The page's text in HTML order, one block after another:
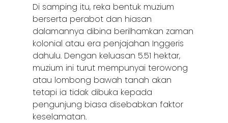
Di samping itu, reka bentuk muzium
berserta perabot dan hiasan
dalamannya dibina berilhamkan zaman
kolonial atau era penjajahan Inggeris
dahulu. Dengan keluasan 5.51 hektar,
muzium ini turut mempunyai terowong
atau lombong bawah tanah akan
tetapi ia tidak dibuka kepada
pengunjung biasa disebabkan faktor
keselamatan.